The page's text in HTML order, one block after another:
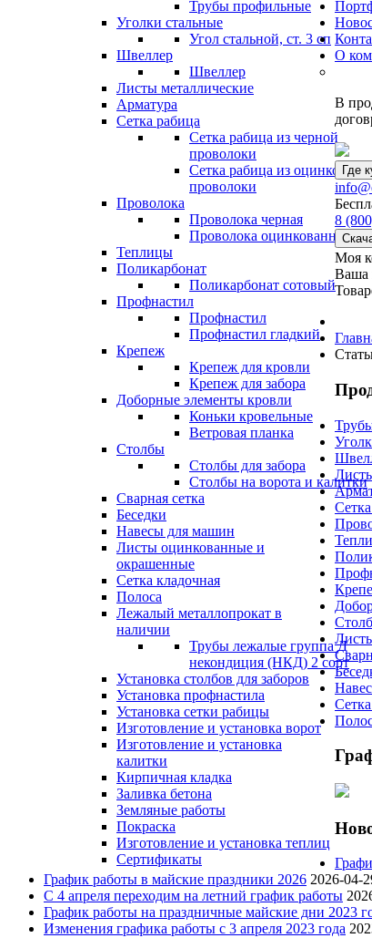
Трубы профильные
Уголки стальные
Угол стальной, ст. 3 сп
Швеллер
Швеллер
Листы металлические
Арматура
Сетка рабица
Сетка рабица из черной
проволоки
Сетка рабица из
проволоки
Проволока
Проволока черная
Проволока оцинкованная
Теплицы
Поликарбонат
Поликарбонат сотовый
Профнастил
Профнастил
Профнастил гладкий
Крепеж
Крепеж для кровли
Крепеж для забора
Доборные элементы кровли
Коньки кровельные
Ветровая планка
Столбы
Столбы для забора
Столбы на ворота и калитки
Сварная сетка
Беседки
Навесы для машин
Листы оцинкованные и
окрашенные
Сетка кладочная
Полоса
Лежалый металлопрокат в
наличии
Трубы лежалые группа Д
некондиция (НКД) 2 сорт
Установка столбов для заборов
Установка профнастила
Установка сетки рабицы
Изготовление и установка ворот
Изготовление и установка
калитки
Кирпичная кладка
Заливка бетона
Земляные работы
Покраска
Изготовление и установка теплиц
О
Сертификаты
В
Где
8
Моя
Ваша
График работы в майские праздники 2026 2026-04-
С 4 апреля переходим на летний график работы
График работы на праздничные майские дни 2023
Изменения графика работы с 3 апреля 2023 года